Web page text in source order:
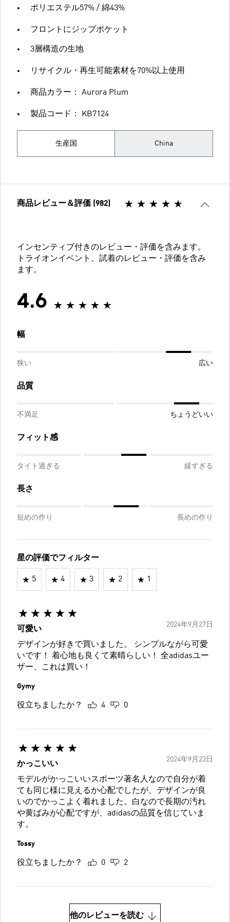
ポリエステル57% / 綿43%
フロントにジップポケット
3層構造の生地
リサイクル・再生可能素材を70%以上使用
商品カラー： Aurora Plum
製品コード： KB7124
生産国 China
商品レビュー＆評価 (982)
インセンティブ付きのレビュー・評価を含みます。
トライオンイベント、試着のレビュー・評価を含み
ます。
4.6
幅
狭い 広い
品質
不満足 ちょうどいい
フィット感
タイト過ぎる 緩すぎる
長さ
短めの作り 長めの作り
星の評価でフィルター
5 4 3 2 1
2024年9月27日
可愛い
デザインが好きで買いました。 シンプルながら可愛
いです！ 着心地も良くて素晴らしい！ 全adidasユー
ザー、これは買い！
Gymy
役立ちましたか？ 4 0
2024年9月23日
かっこいい
モデルがかっこいいスポーツ著名人なので自分が着
ても同じ様に見えるか心配でしたが、デザインが良
いのでかっこよく着れました。白なので長期の汚れ
や黄ばみが心配ですが、adidasの品質を信じていま
す。
Tossy
役立ちましたか？ 0 2
他のレビューを読む